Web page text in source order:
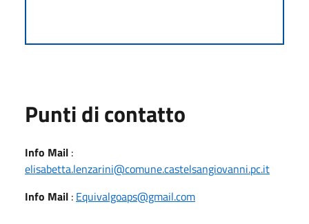
Punti di contatto
Info Mail :
elisabetta.lenzarini@comune.castelsangiovanni.pc.it
Info Mail : Equivalgoaps@gmail.com